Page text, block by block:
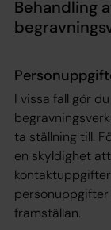
Behandling
I vissa fall gör
ta ställning till.
en skyldighet
framställan.